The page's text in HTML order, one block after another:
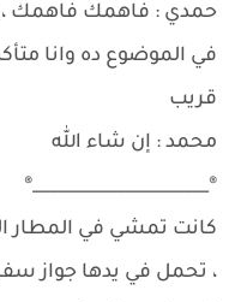
حمدي : فاهمك فاهمك
في الموضوع ده وانا
قريب
محمد : إن شاء الله
®_____________________®
كانت تمشي في المطار
، تحمل في يدها جواز